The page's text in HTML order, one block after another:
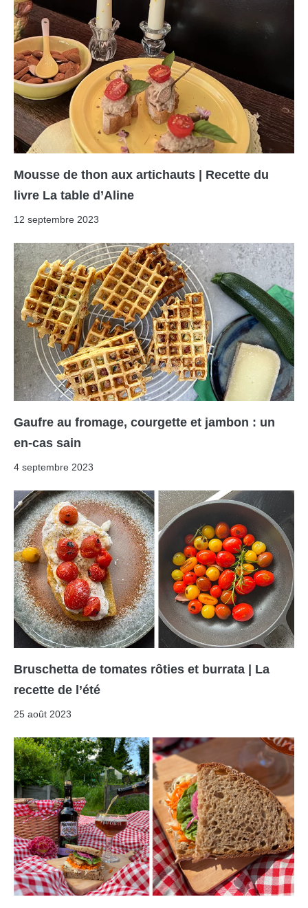
Mousse de thon aux artichauts | Recette du
livre La table d’Aline
12 septembre 2023
Gaufre au fromage, courgette et jambon : un
en-cas sain
4 septembre 2023
Bruschetta de tomates rôties et burrata | La
recette de l’été
25 août 2023